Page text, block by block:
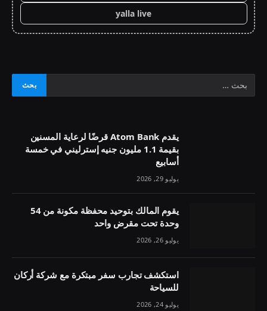
yalla live
يقدم Atom Bank قرضًا لرعاية المسنين
بقيمة 1.1 مليون جنيه إسترليني في خمسة
أسابيع
يوليو 29, 2026
يقوم المالك بتوحيد محفظة مكونة من 54
وحدة تحت مقرض واحد
يوليو 26, 2026
استكشف تجارب سفر مبتكرة مع شركة أركان
للسياحة
يوليو 24, 2026